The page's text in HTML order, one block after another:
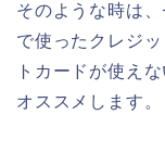
そのような時は
で使ったクレジ
トカードが使え
オススメします。